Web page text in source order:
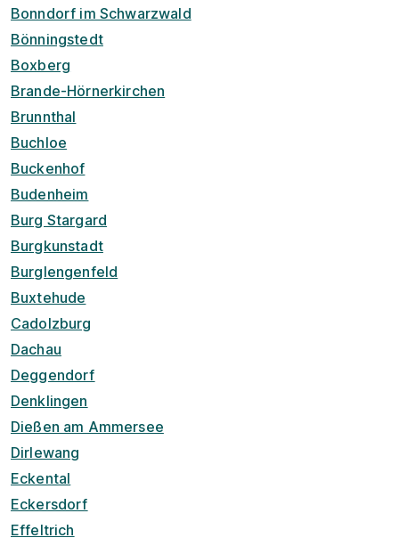
Bonndorf im Schwarzwald
Bönningstedt
Boxberg
Brande-Hörnerkirchen
Brunnthal
Buchloe
Buckenhof
Budenheim
Burg Stargard
Burgkunstadt
Burglengenfeld
Buxtehude
Cadolzburg
Dachau
Deggendorf
Denklingen
Dießen am Ammersee
Dirlewang
Eckental
Eckersdorf
Effeltrich